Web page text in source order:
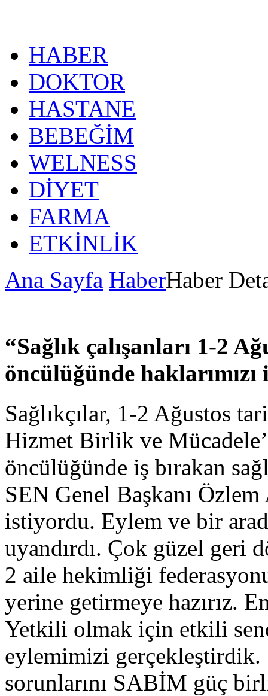
HABER
DOKTOR
HASTANE
BEBEĞİM
WELNESS
DİYET
FARMA
ETKİNLİK
Ana Sayfa HaberHaber
“Sağlık çalışanları 1-2
öncülüğünde
Sağlıkçılar, 1-2 Ağustos
Hizmet Birlik ve
öncülüğünde iş bırakan
SEN Genel Başkanı
istiyordu. Eylem ve bir
uyandırdı. Çok güzel geri
2 aile hekimliği
yerine getirmeye hazırız.
Yetkili olmak için etkili
eylemimizi
sorunlarını SABİM güç